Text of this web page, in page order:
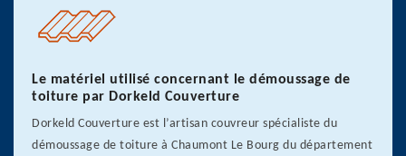
Le matériel utilisé concernant le démoussage de
toiture par Dorkeld Couverture
Dorkeld Couverture est l’artisan couvreur spécialiste du
démoussage de toiture à Chaumont Le Bourg du département